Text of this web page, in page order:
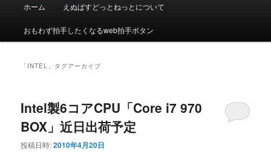
メ
ホーム えぬぱすどっとねっとについて
おもわず拍手したくなるweb拍手ボタン
「 INTEL 」タグアーカイブ
Intel製6コアCPU「Core i7 970
BOX」近日出荷予定
投稿日時:2010年4月20日